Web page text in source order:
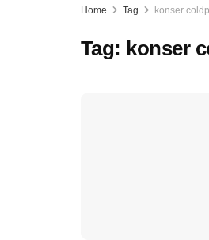
Home Tag konser
Tag: konser